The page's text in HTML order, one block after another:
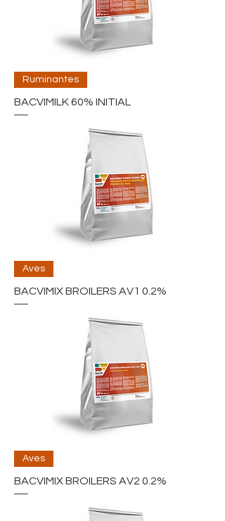
Ruminantes
BACVIMILK 60% INITIAL
Aves
BACVIMIX BROILERS AV1 0.2%
Aves
BACVIMIX BROILERS AV2 0.2%